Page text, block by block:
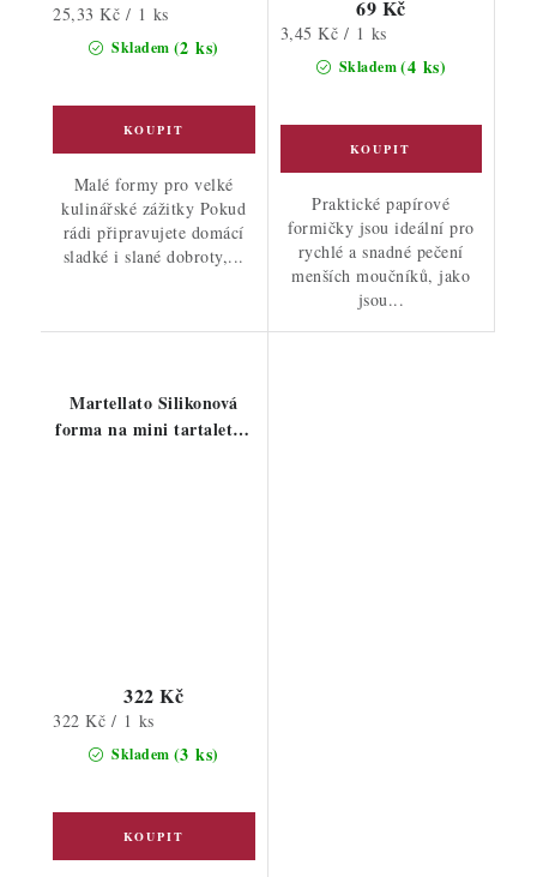
Skladem (2 ks)
Měrná
25,33 Kč / 1 ks
Malé formy pro velké
kulinářské zážitky Pokud
rádi připravujete domácí
sladké i slané dobroty,...
Skladem(4 ks)
69 Kč
Měrná
3,45 Kč / 1 ks
Praktické papírové
formičky jsou ideální pro
rychlé a snadné pečení
menších moučníků, jako
jsou...
Martellato Silikonová
forma na mini tartaletky
Skladem (3 ks)
322 Kč
Měrná
322 Kč / 1 ks